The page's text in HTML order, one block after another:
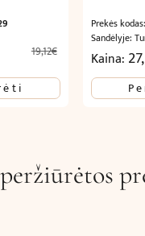
19,12€
Prekės
Sandėlyje:
Kaina: